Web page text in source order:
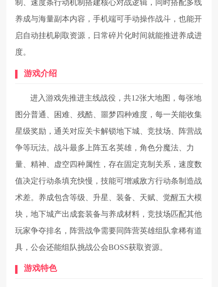
制、速度条行动机制搭建核心对战逻辑，同时搭配多线
养成与海量副本内容，手机端可手动操作战斗，也能开
启自动挂机刷取资源，日常碎片化时间就能推进养成进
度。
游戏介绍
进入游戏先推进主线战役，共12张大地图，每张地
图分普通、困难、残酷、噩梦四种难度，每一关能收集
星级奖励，通关对应关卡解锁地下城、竞技场、阵营战
争等玩法。战斗最多上阵五名英雄，角色分魔法、力
量、精神、虚空四种属性，存在固定克制关系，速度数
值决定行动条填充快慢，技能可增减敌方行动条制造战
术差。养成包含等级、升星、装备、天赋、觉醒五大模
块，地下城产出成套装备与养成材料，竞技场匹配其他
玩家争夺排名，阵营战争需要同阵营英雄组队拿稀有道
具，公会还能组队挑战公会BOSS获取资源。
游戏特色